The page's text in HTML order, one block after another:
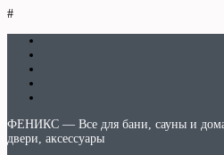
#
ФЕНИКС — Все для бани, сауны и
двери, аксессуары